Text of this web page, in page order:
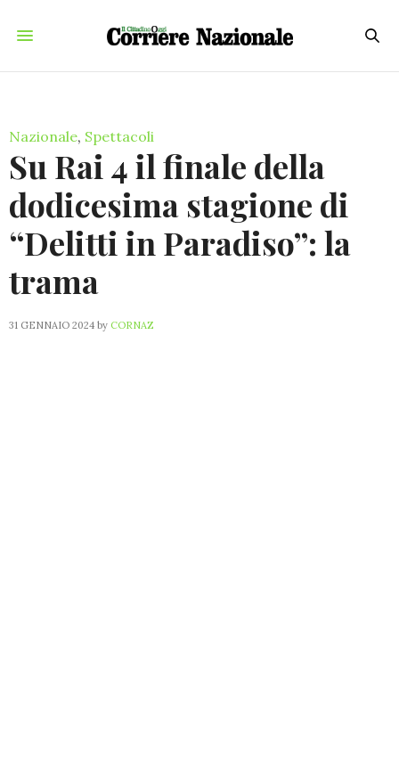
Nazionale, Spettacoli
Su Rai 4 il finale della
dodicesima stagione di
“Delitti in Paradiso”: la
trama
31 GENNAIO 2024 by CORNAZ